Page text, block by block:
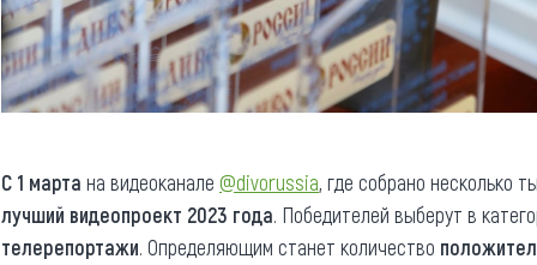
С 1 марта на видеоканале @divorussia, где собрано несколько
лучший видеопроект 2023 года. Победителей выберут в
телерепортажи. Определяющим станет количество